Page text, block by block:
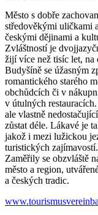
Město s dobře
středověkými uličkami
českými dějinami a
Zvláštností je
žijí více než tisíc let,
Budyšíně se úžasným
romantického starého
obchůdcích či v
v útulných
ale vlastně
zůstat déle. Lákavé je
jakož i mezi lužickou
turistických
Zaměřily se obzvláště
město a region,
a českých tradic.